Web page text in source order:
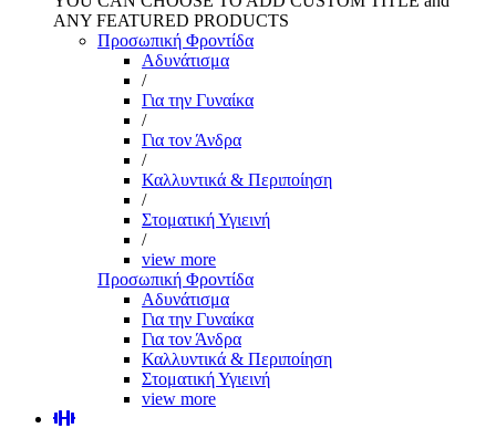
ANY FEATURED PRODUCTS
Προσωπική Φροντίδα
Αδυνάτισμα
/
Για την Γυναίκα
/
Για τον Άνδρα
/
Καλλυντικά & Περιποίηση
/
Στοματική Υγιεινή
/
view more
Προσωπική Φροντίδα
Αδυνάτισμα
Για την Γυναίκα
Για τον Άνδρα
Καλλυντικά & Περιποίηση
Στοματική Υγιεινή
view more